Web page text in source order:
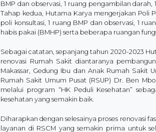
BMP dan observasi, 1 ruang pengambilan darah,
Tahap kedua, Hutama Karya mengerjakan Poli
poli konsultasi, 1 ruang BMP dan observasi, 1
habis pakai (BMHP) serta beberapa ruangan
Sebagai catatan, sepanjang tahun 2020-2023
renovasi Rumah Sakit diantaranya
Makassar, Gedung Ibu dan Anak Rumah Sakit
Rumah Sakit Umum Pusat (RSUP) Dr. Ben
melalui program “HK Peduli Kesehatan”
kesehatan yang semakin baik.
Diharapkan dengan selesainya proses renovasi
layanan di RSCM yang semakin prima untuk